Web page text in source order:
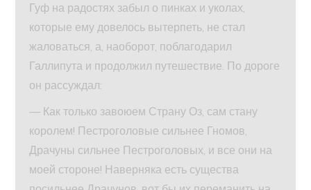
Гуф на радостях забыл о пинках и уколах,
которые ему довелось вытерпеть, не стал
жаловаться, а, наоборот, поблагодарил
Галлипута и продолжил путешествие. По дороге
он рассуждал:
— Как только завоюем Страну Оз, сам стану
королем! Пестроголовые сильнее Гномов,
Драчуны сильнее Пестроголовых, и все они на
моей стороне! Наверняка есть существа